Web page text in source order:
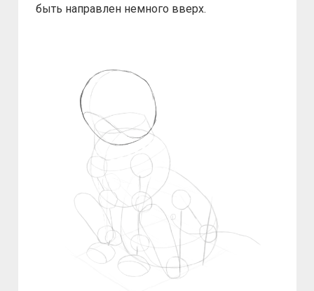
быть направлен немного вверх.